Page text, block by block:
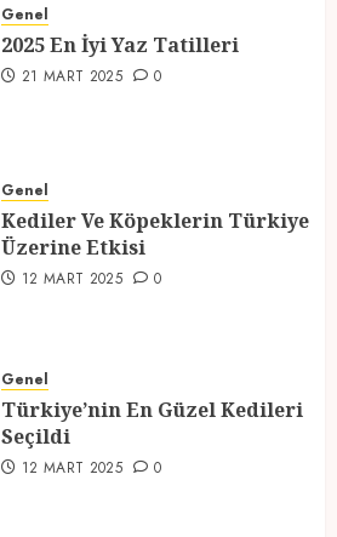
21 MART 2025
Üzerine Etkisi
12 MART 2025 0
Seçildi
12 MART 2025 0
Genel
2025 En İyi Yaz Tatilleri
21 MART 2025 0
Genel
Kediler Ve Köpeklerin Türkiye
Üzerine Etkisi
12 MART 2025 0
Genel
Türkiye’nin En Güzel Kedileri
Seçildi
12 MART 2025 0